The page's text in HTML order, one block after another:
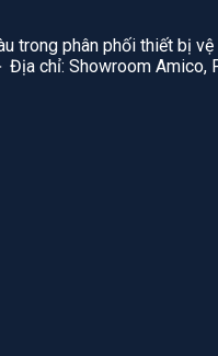
phân phối thiết bị
chỉ: Showroom Amico,